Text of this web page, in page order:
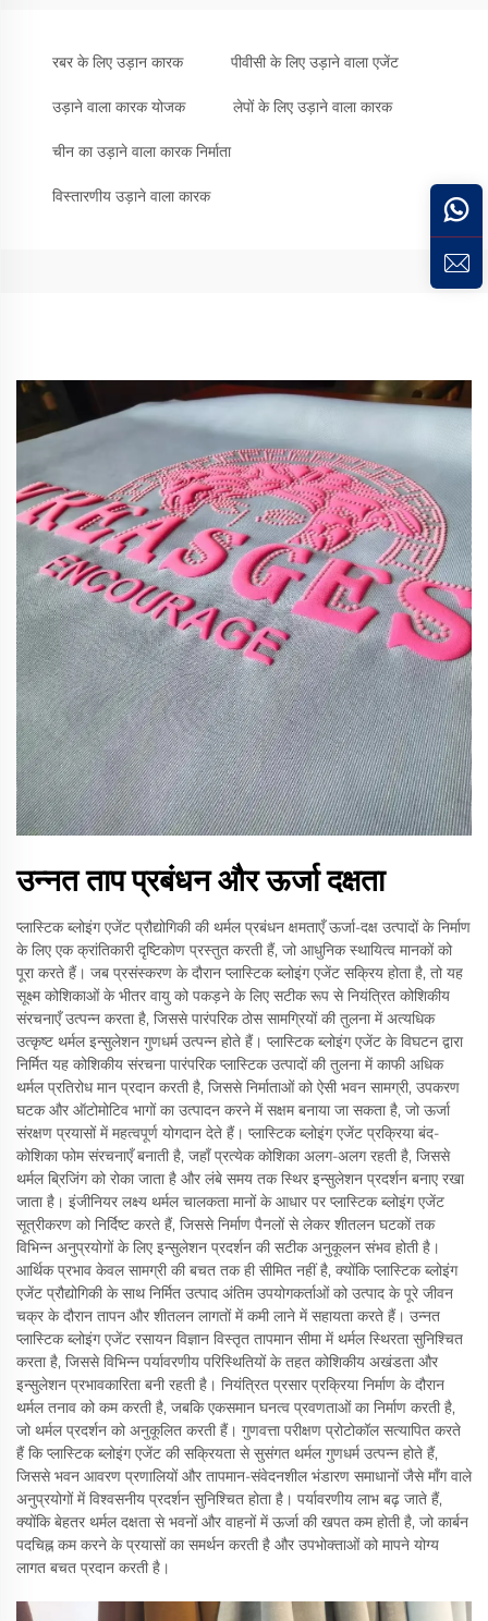
रबर के लिए उड़ान कारक पीवीसी के लिए उड़ाने वाला एजेंट
उड़ाने वाला कारक योजक लेपों के लिए उड़ाने वाला कारक
चीन का उड़ाने वाला कारक निर्माता
विस्तारणीय उड़ाने वाला कारक
उन्नत ताप प्रबंधन और ऊर्जा दक्षता
प्लास्टिक ब्लोइंग एजेंट प्रौद्योगिकी की थर्मल प्रबंधन क्षमताएँ ऊर्जा-दक्ष उत्पादों के निर्माण
के लिए एक क्रांतिकारी दृष्टिकोण प्रस्तुत करती हैं, जो आधुनिक स्थायित्व मानकों को
पूरा करते हैं। जब प्रसंस्करण के दौरान प्लास्टिक ब्लोइंग एजेंट सक्रिय होता है, तो यह
सूक्ष्म कोशिकाओं के भीतर वायु को पकड़ने के लिए सटीक रूप से नियंत्रित कोशिकीय
संरचनाएँ उत्पन्न करता है, जिससे पारंपरिक ठोस सामग्रियों की तुलना में अत्यधिक
उत्कृष्ट थर्मल इन्सुलेशन गुणधर्म उत्पन्न होते हैं। प्लास्टिक ब्लोइंग एजेंट के विघटन द्वारा
निर्मित यह कोशिकीय संरचना पारंपरिक प्लास्टिक उत्पादों की तुलना में काफी अधिक
थर्मल प्रतिरोध मान प्रदान करती है, जिससे निर्माताओं को ऐसी भवन सामग्री, उपकरण
घटक और ऑटोमोटिव भागों का उत्पादन करने में सक्षम बनाया जा सकता है, जो ऊर्जा
संरक्षण प्रयासों में महत्वपूर्ण योगदान देते हैं। प्लास्टिक ब्लोइंग एजेंट प्रक्रिया बंद-
कोशिका फोम संरचनाएँ बनाती है, जहाँ प्रत्येक कोशिका अलग-अलग रहती है, जिससे
थर्मल ब्रिजिंग को रोका जाता है और लंबे समय तक स्थिर इन्सुलेशन प्रदर्शन बनाए रखा
जाता है। इंजीनियर लक्ष्य थर्मल चालकता मानों के आधार पर प्लास्टिक ब्लोइंग एजेंट
सूत्रीकरण को निर्दिष्ट करते हैं, जिससे निर्माण पैनलों से लेकर शीतलन घटकों तक
विभिन्न अनुप्रयोगों के लिए इन्सुलेशन प्रदर्शन की सटीक अनुकूलन संभव होती है।
आर्थिक प्रभाव केवल सामग्री की बचत तक ही सीमित नहीं है, क्योंकि प्लास्टिक ब्लोइंग
एजेंट प्रौद्योगिकी के साथ निर्मित उत्पाद अंतिम उपयोगकर्ताओं को उत्पाद के पूरे जीवन
चक्र के दौरान तापन और शीतलन लागतों में कमी लाने में सहायता करते हैं। उन्नत
प्लास्टिक ब्लोइंग एजेंट रसायन विज्ञान विस्तृत तापमान सीमा में थर्मल स्थिरता सुनिश्चित
करता है, जिससे विभिन्न पर्यावरणीय परिस्थितियों के तहत कोशिकीय अखंडता और
इन्सुलेशन प्रभावकारिता बनी रहती है। नियंत्रित प्रसार प्रक्रिया निर्माण के दौरान
थर्मल तनाव को कम करती है, जबकि एकसमान घनत्व प्रवणताओं का निर्माण करती है,
जो थर्मल प्रदर्शन को अनुकूलित करती हैं। गुणवत्ता परीक्षण प्रोटोकॉल सत्यापित करते
हैं कि प्लास्टिक ब्लोइंग एजेंट की सक्रियता से सुसंगत थर्मल गुणधर्म उत्पन्न होते हैं,
जिससे भवन आवरण प्रणालियों और तापमान-संवेदनशील भंडारण समाधानों जैसे माँग वाले
अनुप्रयोगों में विश्वसनीय प्रदर्शन सुनिश्चित होता है। पर्यावरणीय लाभ बढ़ जाते हैं,
क्योंकि बेहतर थर्मल दक्षता से भवनों और वाहनों में ऊर्जा की खपत कम होती है, जो कार्बन
पदचिह्न कम करने के प्रयासों का समर्थन करती है और उपभोक्ताओं को मापने योग्य
लागत बचत प्रदान करती है।